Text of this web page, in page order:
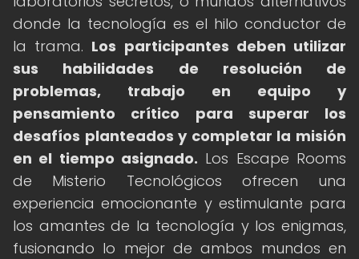
donde la tecnología es el hilo conductor de
la trama. Los participantes deben utilizar
sus habilidades de resolución de
problemas, trabajo en equipo y
pensamiento crítico para superar los
desafíos planteados y completar la misión
en el tiempo asignado. Los Escape Rooms
de Misterio Tecnológicos ofrecen una
experiencia emocionante y estimulante para
los amantes de la tecnología y los enigmas,
fusionando lo mejor de ambos mundos en